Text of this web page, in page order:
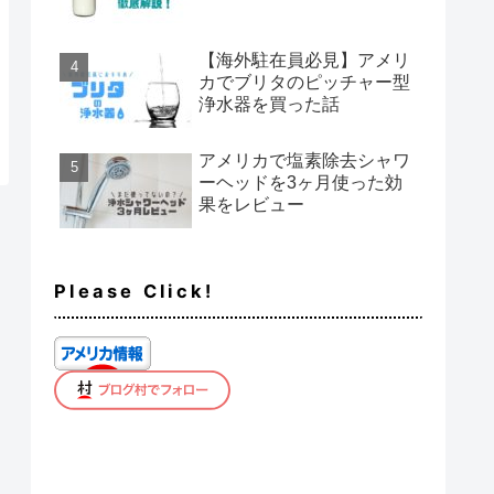
【海外駐在員必見】アメリ
カでブリタのピッチャー型
浄水器を買った話
アメリカで塩素除去シャワ
ーヘッドを3ヶ月使った効
果をレビュー
Please Click!